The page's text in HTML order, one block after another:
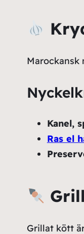
Marockansk
Kanel,
Ras el
Grillat kött